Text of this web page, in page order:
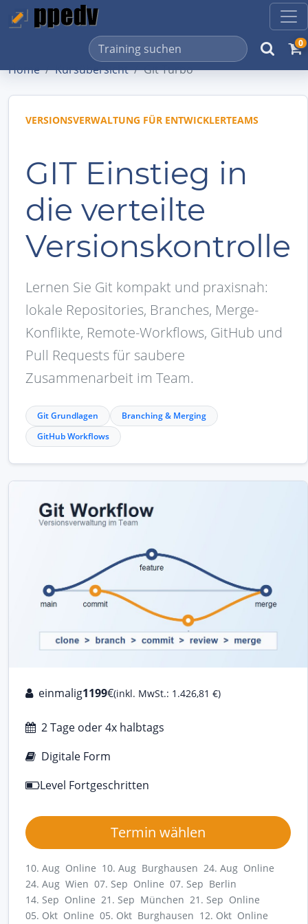
0
Home Kursübersicht Git Turbo
VERSIONSVERWALTUNG FÜR ENTWICKLERTEAMS
GIT Einstieg in
die verteilte
Versionskontrolle
Lernen Sie Git kompakt und praxisnah:
lokale Repositories, Branches, Merge-
Konflikte, Remote-Workflows, GitHub und
Pull Requests für saubere
Zusammenarbeit im Team.
Git Grundlagen
Branching & Merging
GitHub Workflows
einmalig1199€(inkl. MwSt.: 1.426,81 €)
2 Tage oder 4x halbtags
Digitale Form
Level Fortgeschritten
Termin wählen
10. Aug Online 10. Aug Burghausen 24. Aug Online
24. Aug Wien 07. Sep Online 07. Sep Berlin
14. Sep Online 21. Sep München 21. Sep Online
05. Okt Online 05. Okt Burghausen 12. Okt Online